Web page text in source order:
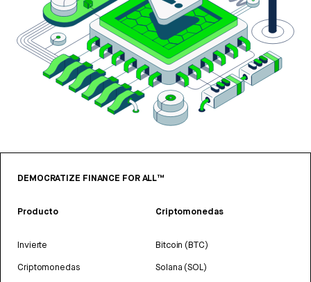
DEMOCRATIZE FINANCE FOR ALL™
Producto
Invierte
Criptomonedas
Criptomonedas
Bitcoin (BTC)
Solana (SOL)